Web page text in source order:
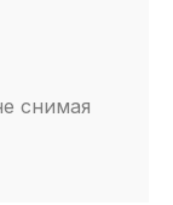
снимая